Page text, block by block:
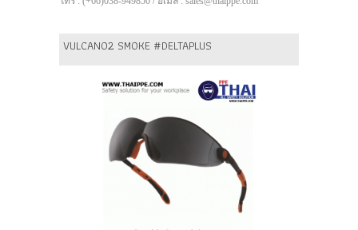
VULCANO2 SMOKE #DELTAPLUS